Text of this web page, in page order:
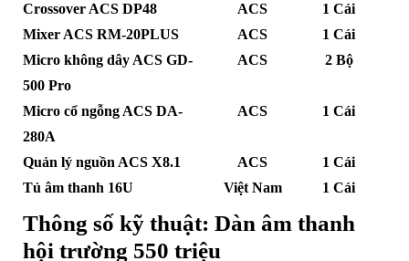
Crossover ACS DP48 ACS
1 Cái
Mixer ACS RM-20PLUS
ACS
1 Cái
Micro không dây ACS GD-
500 Pro
ACS 2 Bộ
Micro cổ ngỗng ACS DA-
280A
ACS 1 Cái
Quản lý nguồn ACS X8.1 ACS
1 Cái
Tủ âm thanh 16U
Việt Nam 1 Cái
Thông số kỹ thuật: Dàn âm thanh
hội trường 550 triệu